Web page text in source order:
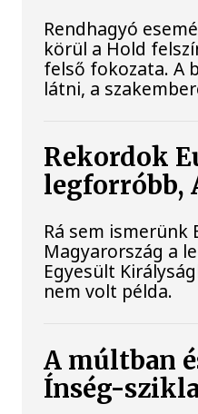
Rendhagyó
körül a Hold
felső fokozata. A
látni, a
Rekordok
legforróbb,
Rá sem
Magyarország a
Egyesült
nem volt példa.
A múltban
Ínség-